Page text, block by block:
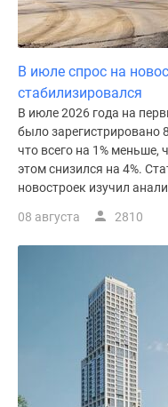
В июле спрос на
стабилизировался
В июле 2026 года на
было зарегистрировано
что всего на 1% меньше,
этом снизился на 4%.
новостроек изучил
08 августа 2810